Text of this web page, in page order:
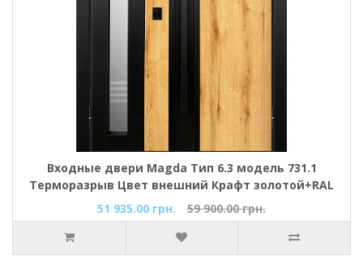
Входные двери Magda Тип 6.3 модель 731.1
Терморазрыв Цвет внешний Крафт золотой+RAL
9005 (черный) / Цвет внутренний Дуб фарфоровый
51 935.00 грн. 59 900.00 грн.